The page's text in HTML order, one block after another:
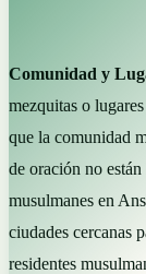
Comunidad y
mezquitas o
que la comunidad
de oración no
musulmanes en
ciudades cercanas
residentes